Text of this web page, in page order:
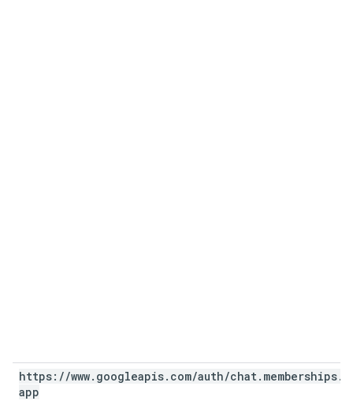
https: //www. googleapis. com/auth/chat. memberships.
app